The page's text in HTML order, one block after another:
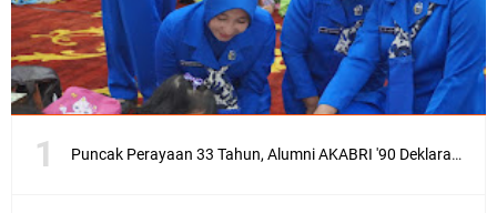
Puncak Perayaan 33 Tahun, Alumni AKABRI '90 Deklarasikan Pemilu Damai Serentak Tahun 2024